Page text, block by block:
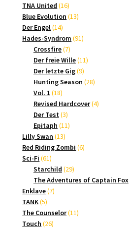
Produkte
TNA United 1616
Produkte
Blue Evolution 1313
Der Engel 1414
Produkte
Hades-Syndrom 9191
Crossfire 77
Produkte
Der freie Wille 1111
Der letzte Gig 99
Produkte
Hunting Season 2828
Vol. 1 1818
Produkte
Revised Hardcover 44
Der Test 33
Produkte
Epitaph 1111
Lilly Swan 1313
Produkte
Red Riding Zombi 66
Sci-Fi 6161
Produkte
Starchild 2929
Produkte
The Adventures of Captain Fox
Enklave 77
TANK 55
Produkte
The Counselor 1111
Touch 2626